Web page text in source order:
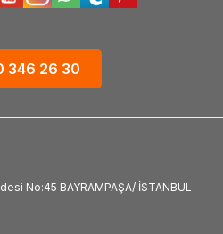
346 26 30
No:45 BAYRAMPAŞA/ İSTANBUL